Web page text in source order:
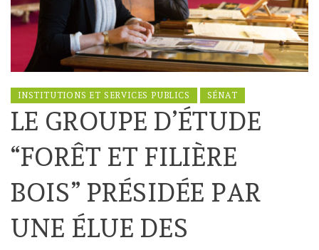
INSTITUTIONS ET SERVICES PUBLICS SÉNAT
LE GROUPE D’ÉTUDE
“FORÊT ET FILIÈRE
BOIS” PRÉSIDÉE PAR
UNE ÉLUE DES